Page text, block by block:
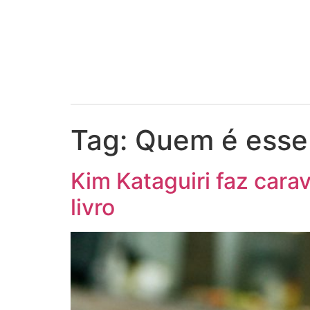
Tag: Quem é
Kim Kataguiri faz
livro